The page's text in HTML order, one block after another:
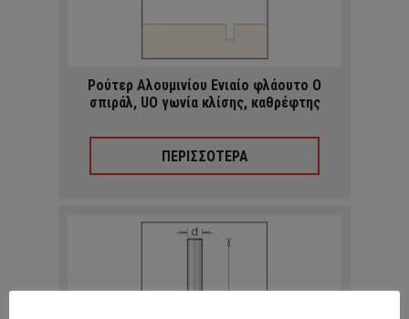
Ρούτερ Αλουμινίου Ενιαίο φλάουτο O
σπιράλ, UO γωνία κλίσης, καθρέφτης
ΠΕΡΙΣΣΟΤΕΡΑ